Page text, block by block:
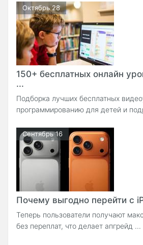
Октябрь 28
150+ бесплатных онлайн
...
Подборка лучших бесплатных
программированию для детей и
Сентябрь 16
Почему выгодно перейти с
Теперь пользователи получают
без переплат, что делает апгрейд ...